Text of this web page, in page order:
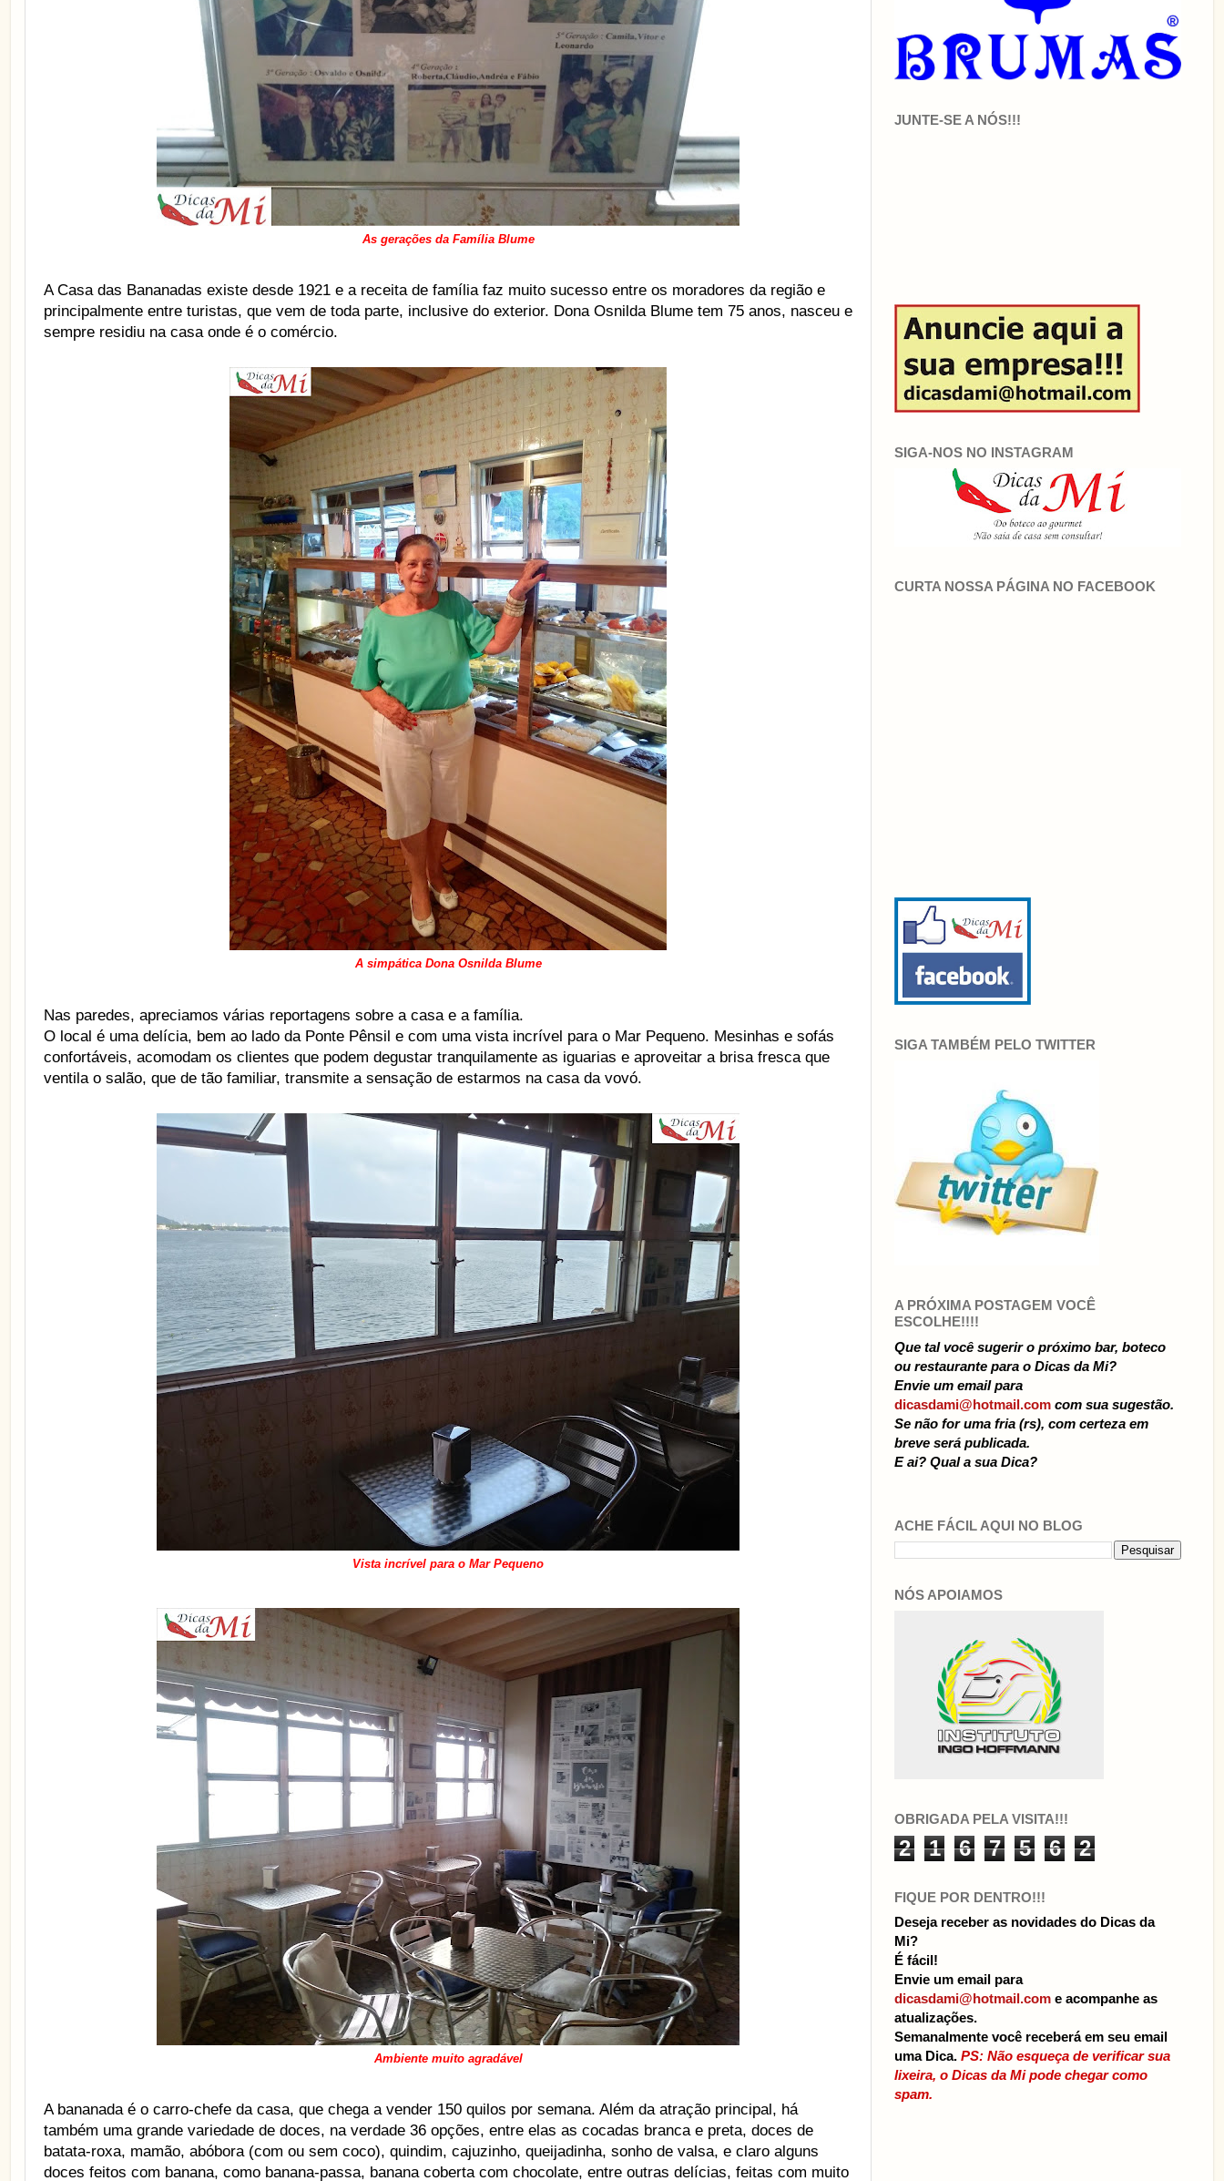
As gerações da Família Blume
A Casa das Bananadas existe desde 1921 e a receita de família faz muito sucesso entre os moradores da região e
principalmente entre turistas, que vem de toda parte, inclusive do exterior. Dona Osnilda Blume tem 75 anos, nasceu e
sempre residiu na casa onde é o comércio.
A simpática Dona Osnilda Blume
Nas paredes, apreciamos várias reportagens sobre a casa e a família.
O local é uma delícia, bem ao lado da Ponte Pênsil e com uma vista incrível para o Mar Pequeno. Mesinhas e sofás
confortáveis, acomodam os clientes que podem degustar tranquilamente as iguarias e aproveitar a brisa fresca que
ventila o salão, que de tão familiar, transmite a sensação de estarmos na casa da vovó.
Vista incrível para o Mar Pequeno
Ambiente muito agradável
A bananada é o carro-chefe da casa, que chega a vender 150 quilos por semana. Além da atração principal, há
também uma grande variedade de doces, na verdade 36 opções, entre elas as cocadas branca e preta, doces de
batata-roxa, mamão, abóbora (com ou sem coco), quindim, cajuzinho, queijadinha, sonho de valsa, e claro alguns
doces feitos com banana, como banana-passa, banana coberta com chocolate, entre outras delícias, feitas com muito
JUNTE-SE A NÓS!!!
SIGA-NOS NO INSTAGRAM
CURTA NOSSA PÁGINA NO FACEBOOK
SIGA TAMBÉM PELO TWITTER
A PRÓXIMA POSTAGEM VOCÊ
ESCOLHE!!!!
Que tal você sugerir o próximo bar, boteco
ou restaurante para o Dicas da Mi?
Envie um email para
dicasdami@hotmail.com com sua sugestão.
Se não for uma fria (rs), com certeza em
breve será publicada.
E ai? Qual a sua Dica?
ACHE FÁCIL AQUI NO BLOG
NÓS APOIAMOS
OBRIGADA PELA VISITA!!!
2 1 6 7 5 6 2
FIQUE POR DENTRO!!!
Deseja receber as novidades do Dicas da
Mi?
É fácil!
Envie um email para
dicasdami@hotmail.com e acompanhe as
atualizações.
Semanalmente você receberá em seu email
uma Dica. PS: Não esqueça de verificar sua
lixeira, o Dicas da Mi pode chegar como
spam.